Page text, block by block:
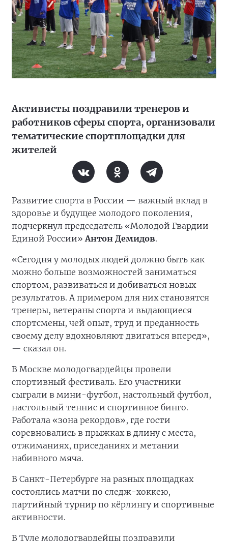
Активисты поздравили тренеров и
работников сферы спорта, организовали
тематические спортплощадки для
жителей
Развитие спорта в России — важный вклад в
здоровье и будущее молодого поколения,
подчеркнул председатель «Молодой Гвардии
Единой России»Антон Демидов.
«Сегодня у молодых людей должно быть как
можно больше возможностей заниматься
спортом, развиваться и добиваться новых
результатов. А примером для них становятся
тренеры, ветераны спорта и выдающиеся
спортсмены, чей опыт, труд и преданность
своему делу вдохновляют двигаться вперед»,
— сказал он.
В Москве молодогвардейцы провели
спортивный фестиваль. Его участники
сыграли в мини-футбол, настольный футбол,
настольный теннис и спортивное бинго.
Работала «зона рекордов», где гости
соревновались в прыжках в длину с места,
отжиманиях, приседаниях и метании
набивного мяча.
В Санкт-Петербурге на разных площадках
состоялись матчи по следж-хоккею,
партийный турнир по кёрлингу и спортивные
активности.
В Туле молодогвардейцы поздравили